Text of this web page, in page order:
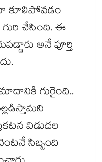
కూలిపోవడం
చేసింది. ఈ
అనే పూర్తి
గురైంది..
విడుదల
సిబ్బంది